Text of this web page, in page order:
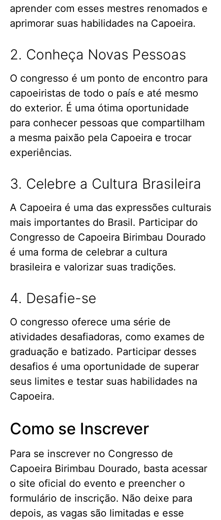
aprender com esses mestres renomados e
aprimorar suas habilidades na Capoeira.
2. Conheça Novas Pessoas
O congresso é um ponto de encontro para
capoeiristas de todo o país e até mesmo
do exterior. É uma ótima oportunidade
para conhecer pessoas que compartilham
a mesma paixão pela Capoeira e trocar
experiências.
3. Celebre a Cultura Brasileira
A Capoeira é uma das expressões culturais
mais importantes do Brasil. Participar do
Congresso de Capoeira Birimbau Dourado
é uma forma de celebrar a cultura
brasileira e valorizar suas tradições.
4. Desafie-se
O congresso oferece uma série de
atividades desafiadoras, como exames de
graduação e batizado. Participar desses
desafios é uma oportunidade de superar
seus limites e testar suas habilidades na
Capoeira.
Como se Inscrever
Para se inscrever no Congresso de
Capoeira Birimbau Dourado, basta acessar
o site oficial do evento e preencher o
formulário de inscrição. Não deixe para
depois, as vagas são limitadas e esse